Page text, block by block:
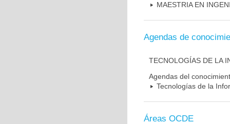
MAESTRIA EN
Agendas de
TECNOLOGÍAS DE LA
Agendas del
Tecnologías de la
Áreas OCDE